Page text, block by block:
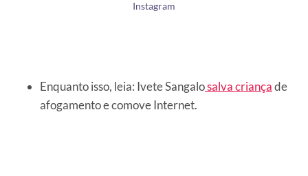
Instagram
Enquanto isso, leia: Ivete Sangalosalva criançade
afogamento e comove Internet.